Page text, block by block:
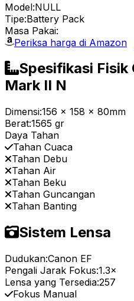
Model:NULL
Tipe:Battery Pack
Masa Pakai:
Periksa harga di Amazon
Spesifikasi Fisik
Mark II N
Dimensi:156 x 158 x 80mm
Berat:1565 gr
Daya Tahan
Tahan Cuaca
Tahan Debu
Tahan Air
Tahan Beku
Tahan Guncangan
Tahan Banting
Sistem Lensa
Dudukan:Canon EF
Pengali Jarak Fokus:1.3×
Lensa yang Tersedia:257
Fokus Manual